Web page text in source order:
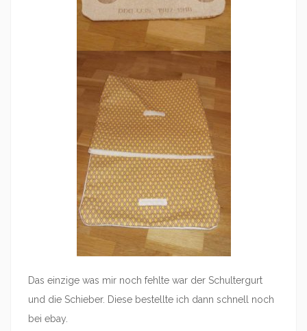
Das einzige was mir noch fehlte war der Schultergurt
und die Schieber. Diese bestellte ich dann schnell noch
bei ebay.